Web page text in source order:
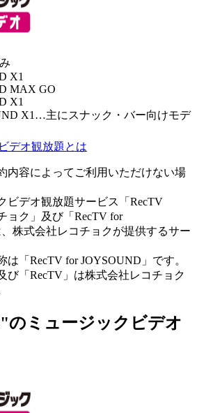
X1
MAX GO
X1
X1 …主にスナック・バー向けモデ
デオ観放題とは
内容によってご利用いただけない場
ビデオ観放題サービス「RecTV
ョク」及び「RecTV for
株式会社レコチョクが提供するサー
は「RecTV for JOYSOUND」です。
び「RecTV」は株式会社レコチョク
ミュージックビデオ